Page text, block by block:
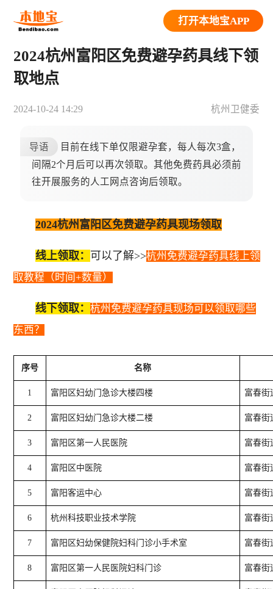
打开本地宝APP
2024杭州富阳区免费避孕药具线下领
取地点
2024-10-24 14:29 杭州卫健委
导语
目前在线下单仅限避孕套，每人每次3盒，
间隔2个月后可以再次领取。其他免费药具必须前
往开展服务的人工网点咨询后领取。
2024杭州富阳区免费避孕药具现场领取
线上领取： 可以了解>>杭州免费避孕药具线上领
取教程（时间+数量）
线下领取： 杭州免费避孕药具现场可以领取哪些
东西？
序号 名称
1 富阳区妇幼门急诊大楼四楼 富春街
2 富阳区妇幼门急诊大楼二楼 富春街
3 富阳区第一人民医院 富春街
4 富阳区中医院 富春街
5 富阳客运中心 富春街
6 杭州科技职业技术学院 富春街
7 富阳区妇幼保健院妇科门诊小手术室 富春街
8 富阳区第一人民医院妇科门诊 富春街